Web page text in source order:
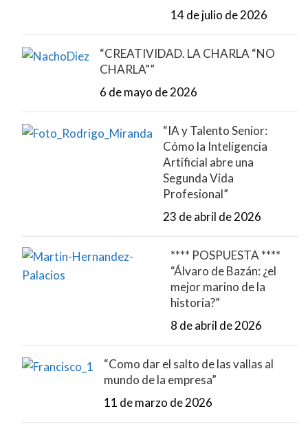
14 de julio de 2026
“CREATIVIDAD. LA CHARLA “NO
CHARLA””
6 de mayo de 2026
“IA y Talento Senior:
Cómo la Inteligencia
Artificial abre una
Segunda Vida
Profesional”
23 de abril de 2026
**** POSPUESTA ****
“Álvaro de Bazán: ¿el
mejor marino de la
historia?”
8 de abril de 2026
“Como dar el salto de las vallas al
mundo de la empresa”
11 de marzo de 2026